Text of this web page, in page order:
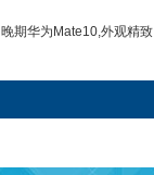
晚期华为Mate10,外观精致